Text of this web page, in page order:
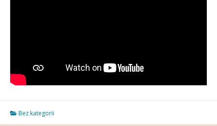
Bez kategorii